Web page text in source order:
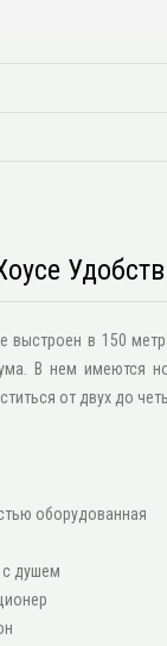
выстроен в 150
В нем имеются
от двух до
оборудованная
с душем